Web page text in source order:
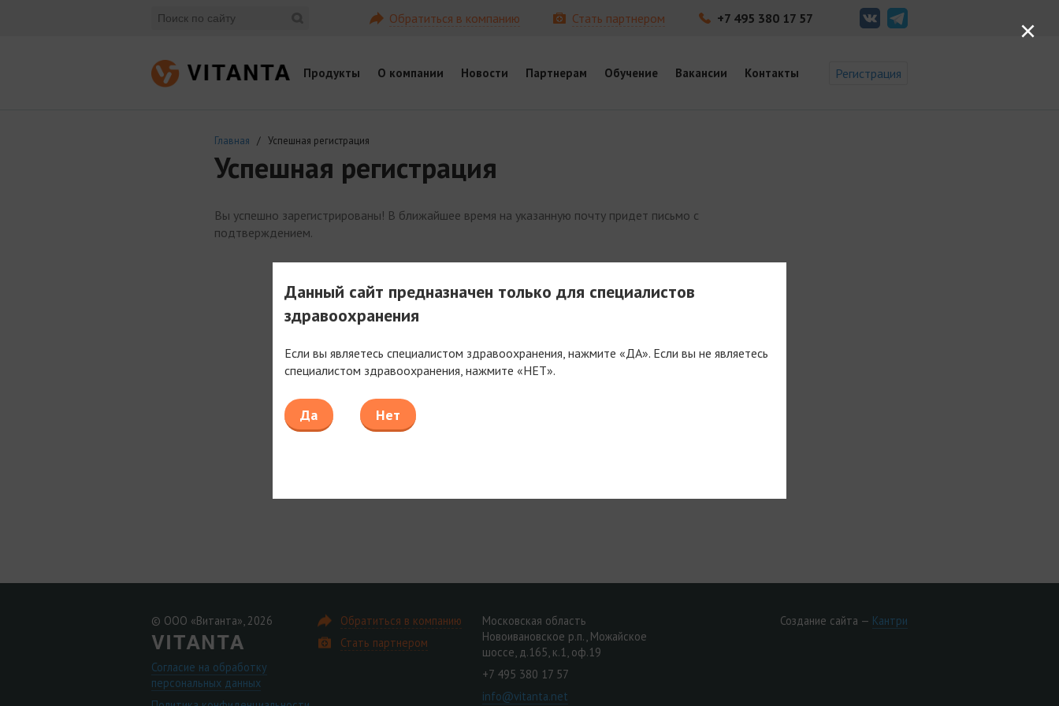
Обратиться в компанию Стать партнером +7 495 380 17 57
Продукты О компании Новости Партнерам Обучение Вакансии Контакты Регистрация
Главная / Успешная регистрация
Успешная регистрация
Вы успешно зарегистрированы! В ближайшее время на указанную почту придет письмо с
подтверждением.
© ООО «Витанта», 2026
Согласие на обработку
персональных данных
Обратиться в компанию
Стать партнером
Московская область
Новоивановское р.п., Можайское
шоссе, д.165, к.1, оф.19
+7 495 380 17 57
info@vitanta.net
Создание сайта — Кантри
×
Данный сайт предназначен только для специалистов
здравоохранения
Если вы являетесь специалистом здравоохранения, нажмите «ДА». Если вы не являетесь
специалистом здравоохранения, нажмите «НЕТ».
Да Нет